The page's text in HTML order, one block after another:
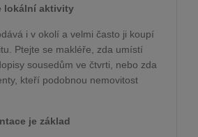
lokální aktivity
i v okolí a velmi často ji koupí
Ptejte se makléře, zda umístí
sousedům ve čtvrti, nebo zda
kteří podobnou nemovitost
je základ